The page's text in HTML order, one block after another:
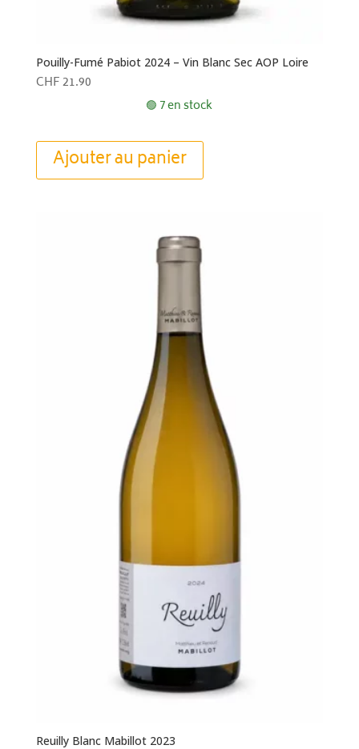
Pouilly-Fumé Pabiot 2024 – Vin Blanc Sec AOP Loire
CHF21.90
🟢 7 en stock
Ajouter au panier
Reuilly Blanc Mabillot 2023